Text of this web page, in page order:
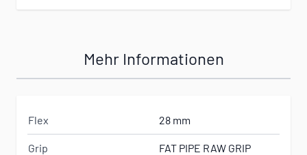
Mehr Informationen
Flex 28 mm
Grip FAT PIPE RAW GRIP